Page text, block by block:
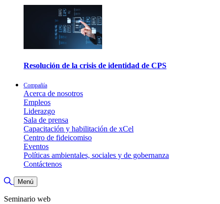
Resolución de la crisis de identidad de CPS
Compañía
Acerca de nosotros
Empleos
Liderazgo
Sala de prensa
Capacitación y habilitación de xCel
Centro de fideicomiso
Eventos
Políticas ambientales, sociales y de gobernanza
Contáctenos
Alternar búsqueda
Menú
Seminario web